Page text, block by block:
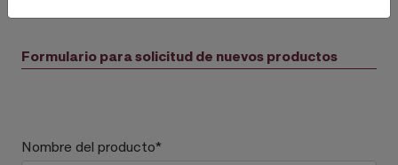
Formulario para solicitud de nuevos productos
Nombre del producto*